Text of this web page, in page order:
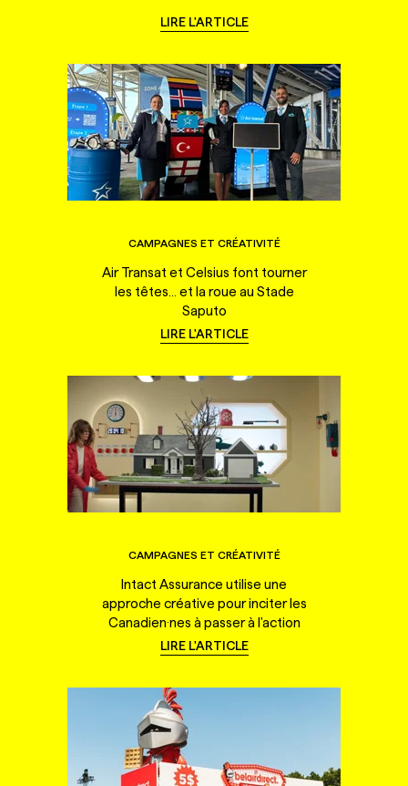
LIRE L'ARTICLE
CAMPAGNES ET CRÉATIVITÉ
Air Transat et Celsius font tourner
les têtes... et la roue au Stade
Saputo
LIRE L'ARTICLE
CAMPAGNES ET CRÉATIVITÉ
Intact Assurance utilise une
approche créative pour inciter les
Canadien·nes à passer à l'action
LIRE L'ARTICLE